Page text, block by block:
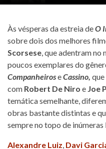
Às vésperas da estreia deO
sobre dois dos melhores
Scorsese, que adentram no
poucos exemplares do
CompanheiroseCassino,
com Robert De Niro e Joe
temática semelhante,
obras bastante distintas e
sempre no topo de inúmeras
Alexandre Luiz, Davi